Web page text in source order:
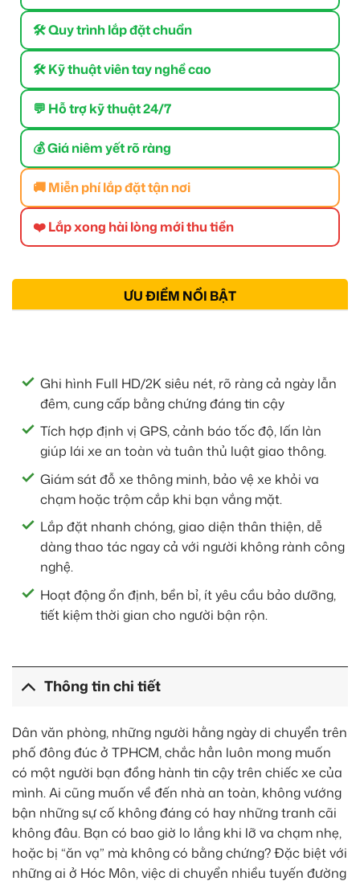
🛠 Quy trình lắp đặt chuẩn
🛠 Kỹ thuật viên tay nghề cao
💬 Hỗ trợ kỹ thuật 24/7
💰 Giá niêm yết rõ ràng
🚚 Miễn phí lắp đặt tận nơi
❤️ Lắp xong hài lòng mới thu tiền
ƯU ĐIỂM NỔI BẬT
Ghi hình Full HD/2K siêu nét, rõ ràng cả ngày lẫn
đêm, cung cấp bằng chứng đáng tin cậy
Tích hợp định vị GPS, cảnh báo tốc độ, lấn làn
giúp lái xe an toàn và tuân thủ luật giao thông.
Giám sát đỗ xe thông minh, bảo vệ xe khỏi va
chạm hoặc trộm cắp khi bạn vắng mặt.
Lắp đặt nhanh chóng, giao diện thân thiện, dễ
dàng thao tác ngay cả với người không rành công
nghệ.
Hoạt động ổn định, bền bỉ, ít yêu cầu bảo dưỡng,
tiết kiệm thời gian cho người bận rộn.
Thông tin chi tiết
Dân văn phòng, những người hằng ngày di chuyển trên
phố đông đúc ở TPHCM, chắc hẳn luôn mong muốn
có một người bạn đồng hành tin cậy trên chiếc xe của
mình. Ai cũng muốn về đến nhà an toàn, không vướng
bận những sự cố không đáng có hay những tranh cãi
không đâu. Bạn có bao giờ lo lắng khi lỡ va chạm nhẹ,
hoặc bị “ăn vạ” mà không có bằng chứng? Đặc biệt với
những ai ở Hóc Môn, việc di chuyển nhiều tuyến đường